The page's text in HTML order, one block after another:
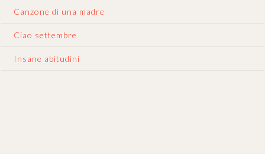
Canzone di una madre
Ciao settembre
Insane abitudini